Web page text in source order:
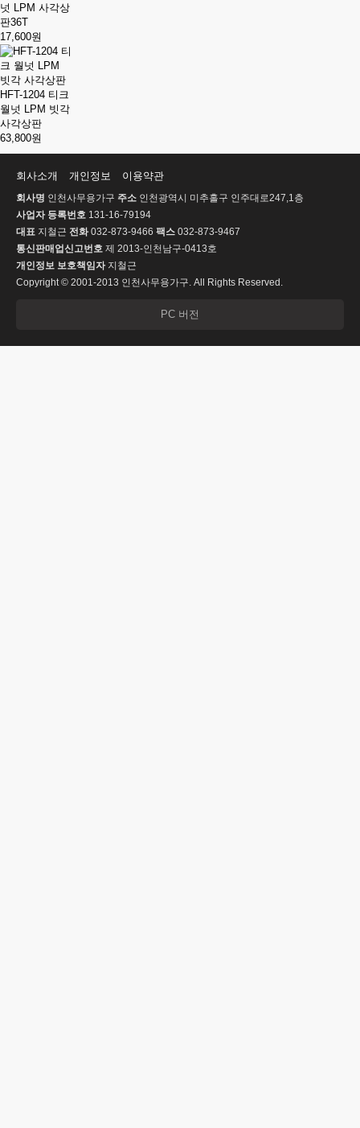
넛 LPM 사각상
판36T
17,600원
HFT-1204 티크
월넛 LPM 빗각
사각상판
63,800원
회사소개 개인정보 이용약관
회사명 인천사무용가구 주소 인천광역시 미추홀구 인주대로247,1층
사업자 등록번호 131-16-79194
대표 지철근 전화032-873-9466 팩스 032-873-9467
통신판매업신고번호 제 2013-인천남구-0413호
개인정보 보호책임자지철근
Copyright © 2001-2013 인천사무용가구. All Rights Reserved.
PC 버전